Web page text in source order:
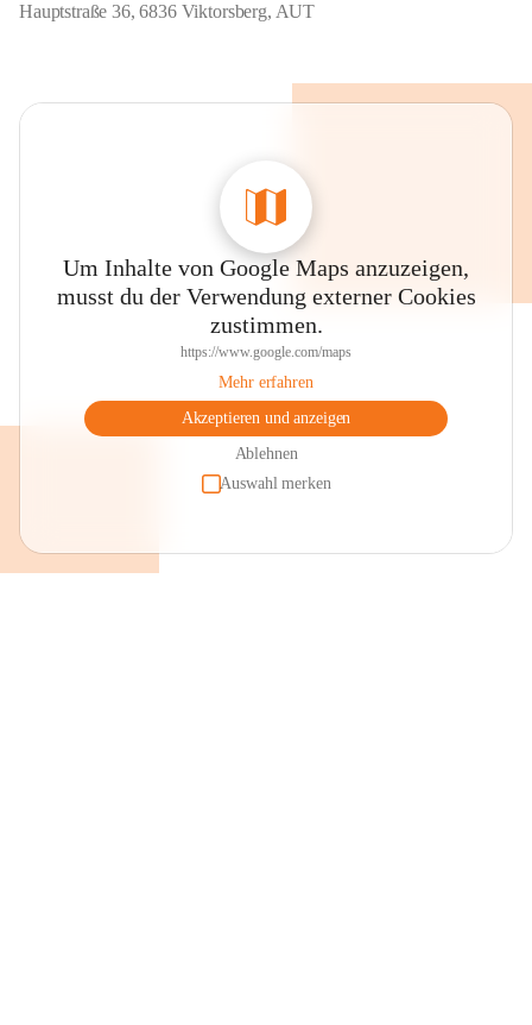
Hauptstraße 36, 6836 Viktorsberg, AUT
Um Inhalte von Google Maps anzuzeigen,
musst du der Verwendung externer Cookies
zustimmen.
https://www.google.com/maps
Mehr erfahren
Akzeptieren und anzeigen
Ablehnen
Auswahl merken